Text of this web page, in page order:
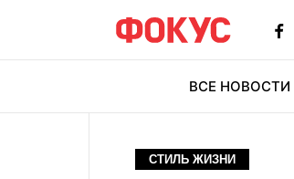
ВСЕ НОВОСТИ
СТИЛЬ ЖИЗНИ